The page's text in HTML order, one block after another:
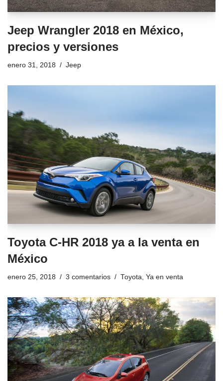
Jeep Wrangler 2018 en México,
precios y versiones
enero 31, 2018 Jeep
Toyota C-HR 2018 ya a la venta en
México
enero 25, 2018 3 comentarios Toyota, Ya en venta